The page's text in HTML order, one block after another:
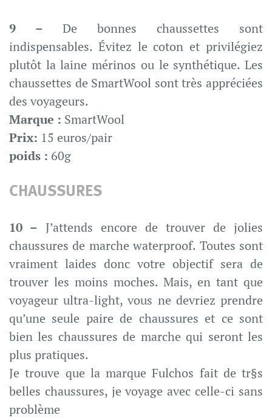
9 – De bonnes chaussettes sont
indispensables. Évitez le coton et privilégiez
plutôt la laine mérinos ou le synthétique. Les
chaussettes de SmartWool sont très appréciées
des voyageurs.
Marque : SmartWool
Prix: 15 euros/pair
poids : 60g
CHAUSSURES
10 – J’attends encore de trouver de jolies
chaussures de marche waterproof. Toutes sont
vraiment laides donc votre objectif sera de
trouver les moins moches. Mais, en tant que
voyageur ultra-light, vous ne devriez prendre
qu’une seule paire de chaussures et ce sont
bien les chaussures de marche qui seront les
plus pratiques.
Je trouve que la marque Fulchos fait de tr§s
belles chaussures, je voyage avec celle-ci sans
problème